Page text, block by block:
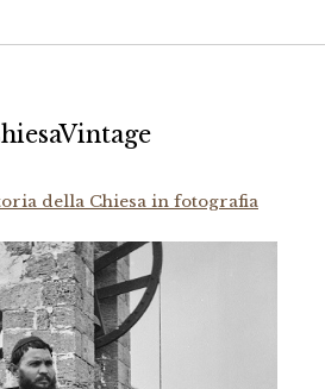
della Chiesa in fotografia